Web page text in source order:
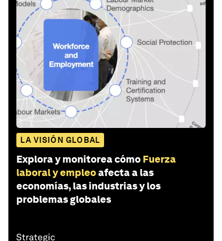
LA VISIÓN GLOBAL
Explora y monitorea cómo Fuerza
laboral y empleoafecta a las
economías, las industrias y los
problemas globales